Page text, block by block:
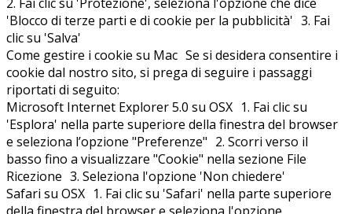
'Blocco di terze parti e di cookie per la pubblicità' 3. Fai
clic su 'Salva'
Come gestire i cookie su Mac Se si desidera consentire i
cookie dal nostro sito, si prega di seguire i passaggi
riportati di seguito:
Microsoft Internet Explorer 5.0 su OSX 1. Fai clic su
'Esplora' nella parte superiore della finestra del browser
e seleziona l’opzione "Preferenze" 2. Scorri verso il
basso fino a visualizzare "Cookie" nella sezione File
Ricezione 3. Seleziona l'opzione 'Non chiedere'
Safari su OSX 1. Fai clic su 'Safari' nella parte superiore